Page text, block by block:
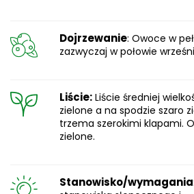
Dojrzewanie: Owoce w
zazwyczaj w połowie
Liście: Liście średniej
zielone a na spodzie szaro
trzema szerokimi klapami.
zielone.
Stanowisko/wymagania